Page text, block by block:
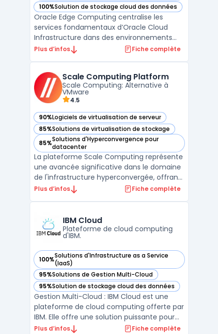
100%Solution de stockage cloud des données
— voir Oracle Cloud Infrastructure dans cette catégorie
Oracle Edge Computing centralise les
services fondamentaux d’Oracle Cloud
Infrastructure dans des environnements
distribués, sur site ou isolés. Les entreprises
renforcées disposent d'une solution pour
traiter leu ...
Plus d’infos Fiche complète
Scale Computing Platform
Scale Computing: Alternative à
VMware
4.5
90%Logiciels de virtualisation de serveur
— voir Scale Computing Platform dans cette catégorie
85%Solutions de virtualisation de stockage
— voir Scale Computing Platform dans cette catégorie
85%Solutions d'Hyperconvergence pour
datacenter
— voir Scale Computing Platform dans cette catégorie
La plateforme Scale Computing représente
une avancée significative dans le domaine
de l'infrastructure hyperconvergée, offrant
une solution complète qui intègre serveurs,
Plus d’infos Fiche complète
IBM Cloud
Plateforme de cloud computing
d'IBM.
100%Solutions d'Infrastructure as a Service
(IaaS)
— voir IBM Cloud dans cette catégorie
95%Solutions de Gestion Multi-Cloud
— voir IBM Cloud dans cette catégorie
95%Solution de stockage cloud des données
— voir IBM Cloud dans cette catégorie
Gestion Multi-Cloud : IBM Cloud est une
plateforme de cloud computing offerte par
IBM. Elle offre une solution puissante pour
les entreprises qui souhaitent migrer leurs
Plus d’infos Fiche complète